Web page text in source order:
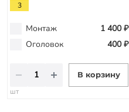
3
Монтаж
1 400 ₽
Оголовок
400 ₽
В корзину
шт